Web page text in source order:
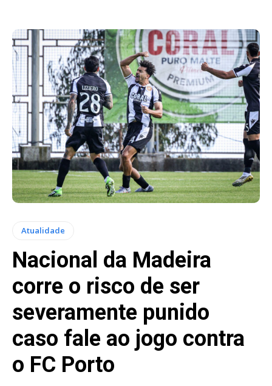
Atualidade
Nacional da Madeira
corre o risco de ser
severamente punido
caso fale ao jogo contra
o FC Porto